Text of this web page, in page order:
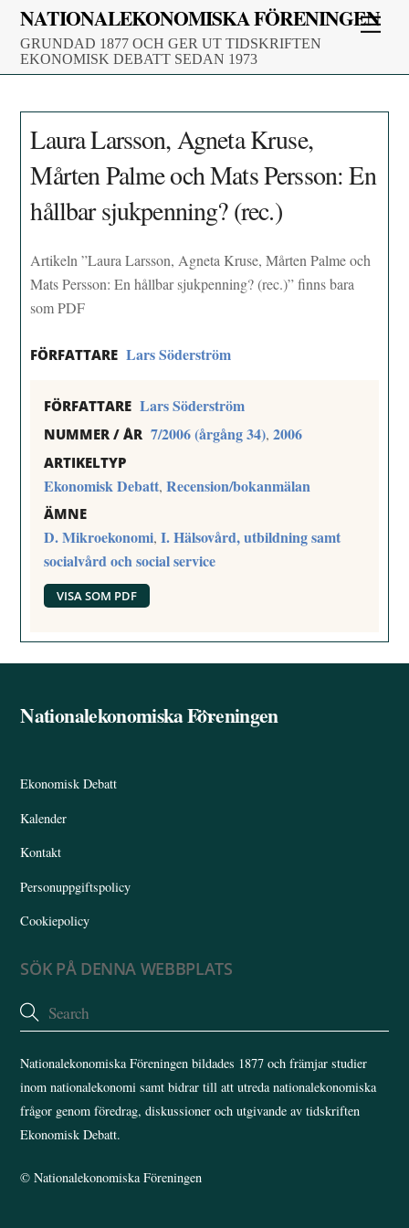
Skip
content
NATIONALEKONOMISKA FÖRENINGEN
GRUNDAD 1877 OCH GER UT TIDSKRIFTEN
EKONOMISK DEBATT SEDAN 1973
Laura Larsson, Agneta Kruse,
Mårten Palme och Mats Persson: En
hållbar sjukpenning? (rec.)
Artikeln ”Laura Larsson, Agneta Kruse, Mårten Palme och
Mats Persson: En hållbar sjukpenning? (rec.)” finns bara
som PDF
FÖRFATTARE Lars Söderström
FÖRFATTARE Lars Söderström
NUMMER / ÅR 7/2006 (årgång 34),2006
ARTIKELTYP
Ekonomisk Debatt,Recension/bokanmälan
ÄMNE
D. Mikroekonomi,I. Hälsovård, utbildning samt
socialvård och social service
VISA SOM PDF
Back
Nationalekonomiska Föreningen
Ekonomisk Debatt
Kalender
Kontakt
Personuppgiftspolicy
Cookiepolicy
SÖK PÅ DENNA WEBBPLATS
Nationalekonomiska Föreningen bildades 1877 och främjar studier
inom nationalekonomi samt bidrar till att utreda nationalekonomiska
frågor genom föredrag, diskussioner och utgivande av tidskriften
Ekonomisk Debatt.
©Nationalekonomiska Föreningen